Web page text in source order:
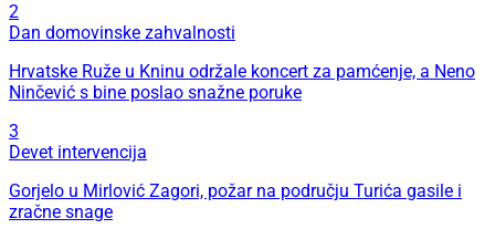
2
Dan domovinske zahvalnosti
Hrvatske Ruže u Kninu održale koncert za pamćenje, a Neno
Ninčević s bine poslao snažne poruke
3
Devet intervencija
Gorjelo u Mirlović Zagori, požar na području Turića gasile i
zračne snage